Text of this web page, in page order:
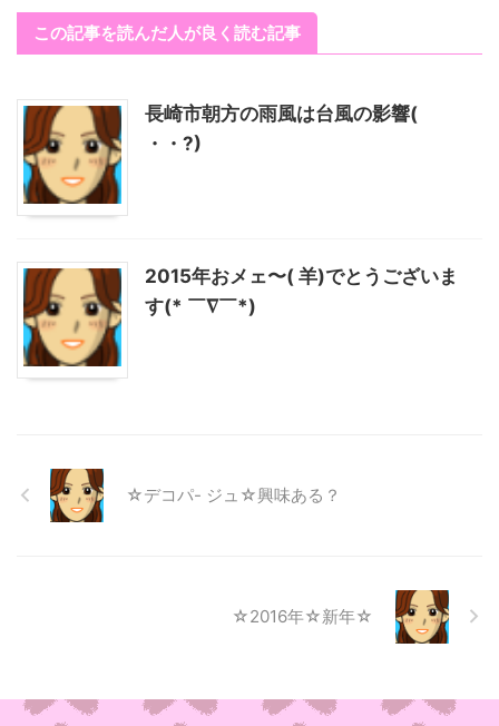
この記事を読んだ人が良く読む記事
長崎市朝方の雨風は台風の影響(
・・?)
2015年おメェ〜( 羊)でとうございま
す(* ￣∇￣*)
☆デコパ- ジュ☆興味ある？
☆2016年☆新年☆